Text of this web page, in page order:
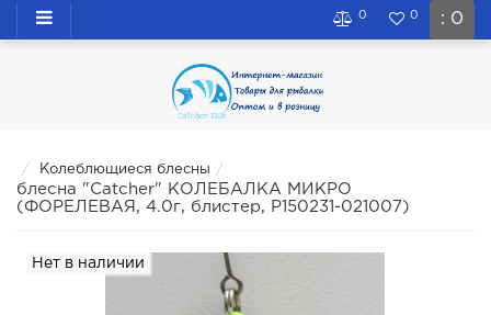
: 0
0 0
Колеблющиеся блесны
блесна "Catcher" КОЛЕБАЛКА МИКРО
(ФОРЕЛЕВАЯ, 4.0г, блистер, P150231-021007)
Нет в наличии